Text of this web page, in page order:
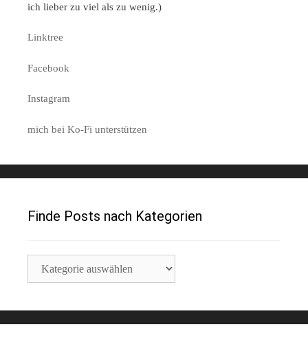
ich lieber zu viel als zu wenig.)
Linktree
Facebook
Instagram
mich bei Ko-Fi unterstützen
Finde Posts nach Kategorien